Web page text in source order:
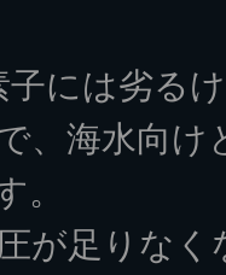
子には劣る
、海水向
。
が足りな